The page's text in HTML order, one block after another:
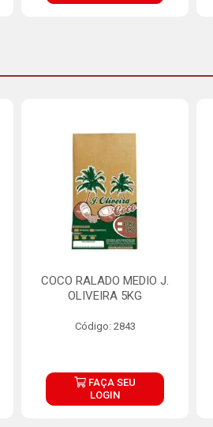
COCO RALADO MEDIO J.
OLIVEIRA 5KG
Código: 2843
FAÇA SEU
LOGIN